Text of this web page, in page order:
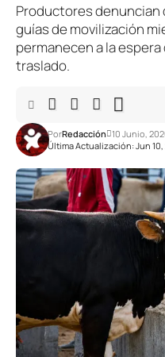
Productores
guías de movilización
permanecen a la
traslado.
Última Actualización: Jun 10,
PorRedacción 10 Junio,